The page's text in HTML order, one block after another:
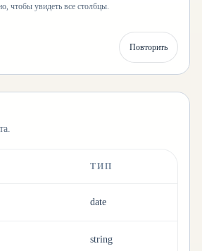
чтобы увидеть все столбцы.
строки. Загрузка…
ТИП
date
string